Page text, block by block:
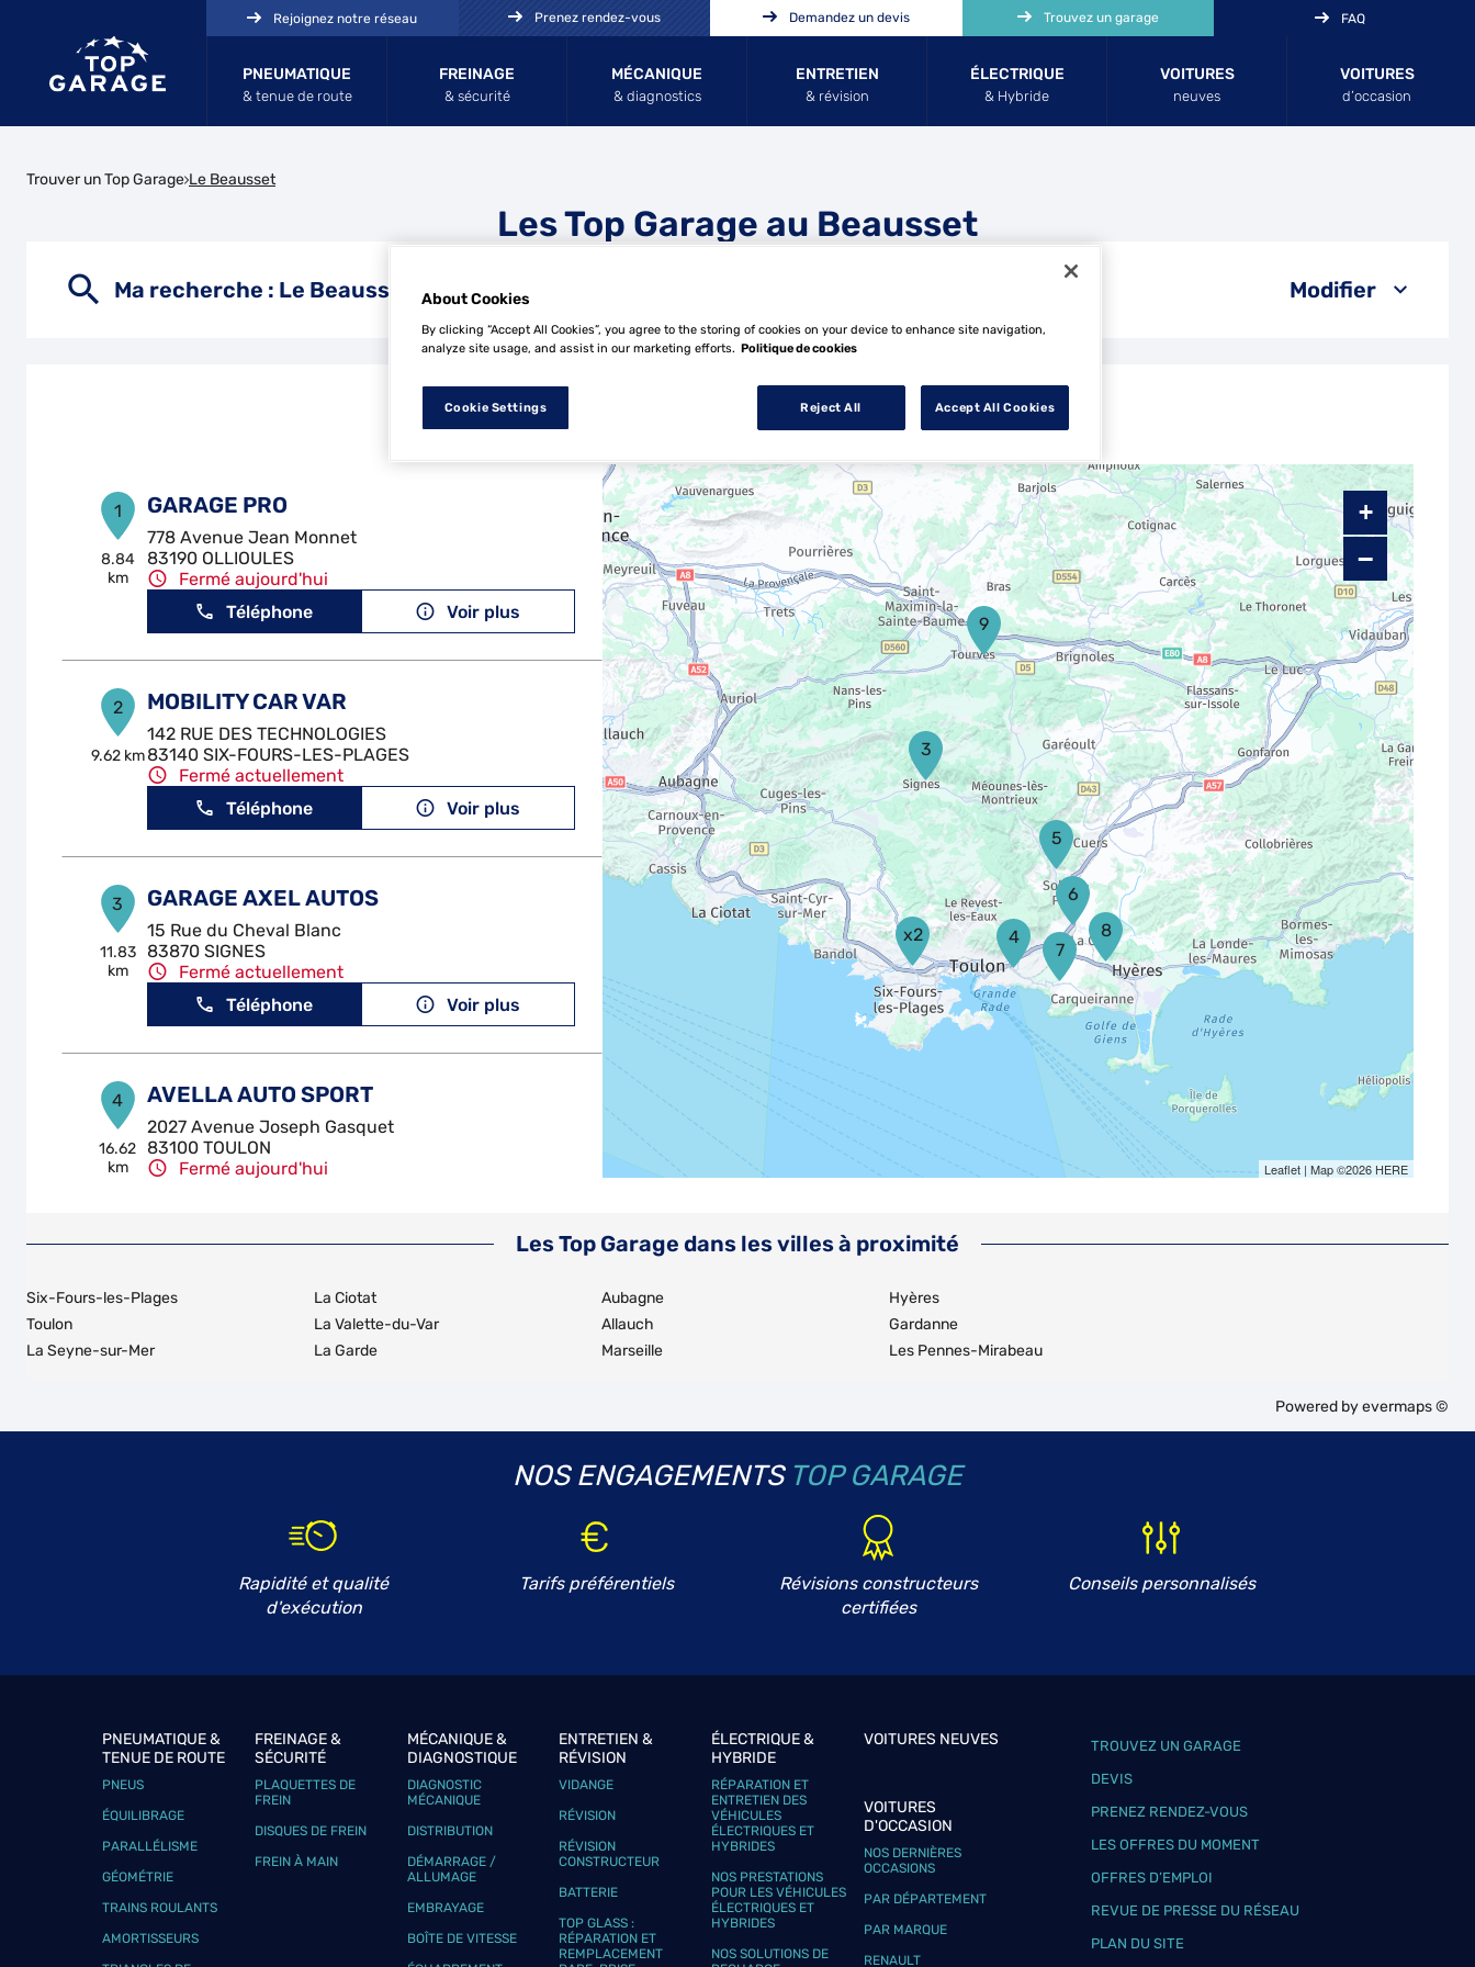
PNEUMATIQUE
& tenue de route
FREINAGE
& sécurité
MÉCANIQUE
& diagnostics
ENTRETIEN
& révision
ÉLECTRIQUE
& Hybride
VOITURES
neuves
VOITURES
d’occasion
Rejoignez notre réseau Prenez rendez-vous Demandez un devis Trouvez un garage FAQ
Trouver un Top Garage Le Beausset
Les Top Garage au Beausset
Ma recherche : Le Beausset Modifier
9 Top Garage au Beausset
1
8.84
km
GARAGE PRO
778 Avenue Jean Monnet
83190 OLLIOULES
Fermé aujourd'hui
Téléphone
Voir plus
2
9.62 km
MOBILITY CAR VAR
142 RUE DES TECHNOLOGIES
83140 SIX-FOURS-LES-PLAGES
Fermé actuellement
Téléphone
Voir plus
3
11.83
km
GARAGE AXEL AUTOS
15 Rue du Cheval Blanc
83870 SIGNES
Fermé actuellement
Téléphone
Voir plus
4
16.62
km
AVELLA AUTO SPORT
2027 Avenue Joseph Gasquet
83100 TOULON
Fermé aujourd'hui
5
18.74
GARAGE DU TOUCAS
24 Chemin des Langoustes
83210 SOLLIES TOUCAS
585 Rue Dominique Larrey
83210 LA FARLEDE
Téléphone
21.42
km
KF AUTO
83220 LE PRADET
Fermé aujourd'hui
Téléphone
Voir plus
8
25.01
GARAGE SAINT GERVAIS
1207 Route de Toulon
83400 HYERES
8
9
3
7
4
6
5
x2
+
−
Leaflet| Map ©2026 HERE
Les Top Garage dans les villes à proximité
Six-Fours-les-Plages
Toulon
La Seyne-sur-Mer
La Ciotat
La Valette-du-Var
La Garde
Aubagne
Allauch
Marseille
Hyères
Gardanne
Les Pennes-Mirabeau
Powered byevermaps ©
NOS ENGAGEMENTS TOP GARAGE
Rapidité et qualité
d'exécution
Tarifs préférentiels
Révisions constructeurs
certifiées
Conseils personnalisés
PNEUMATIQUE &
TENUE DE ROUTE
PNEUS
ÉQUILIBRAGE
PARALLÉLISME
GÉOMÉTRIE
TRAINS ROULANTS
AMORTISSEURS
FREINAGE &
SÉCURITÉ
PLAQUETTES DE
FREIN
DISQUES DE FREIN
FREIN À MAIN
MÉCANIQUE &
DIAGNOSTIQUE
DIAGNOSTIC
MÉCANIQUE
DISTRIBUTION
DÉMARRAGE /
ALLUMAGE
EMBRAYAGE
BOÎTE DE VITESSE
ENTRETIEN &
RÉVISION
VIDANGE
RÉVISION
RÉVISION
CONSTRUCTEUR
BATTERIE
TOP GLASS :
RÉPARATION ET
REMPLACEMENT
ÉLECTRIQUE &
HYBRIDE
RÉPARATION ET
ENTRETIEN DES
VÉHICULES
ÉLECTRIQUES ET
HYBRIDES
NOS PRESTATIONS
POUR LES VÉHICULES
ÉLECTRIQUES ET
HYBRIDES
NOS SOLUTIONS DE
VOITURES NEUVES
VOITURES
D'OCCASION
NOS DERNIÈRES
OCCASIONS
PAR DÉPARTEMENT
PAR MARQUE
RENAULT
TROUVEZ UN GARAGE
DEVIS
PRENEZ RENDEZ-VOUS
LES OFFRES DU MOMENT
OFFRES D’EMPLOI
REVUE DE PRESSE DU RÉSEAU
PLAN DU SITE
About Cookies
By clicking “Accept All Cookies”, you agree to the storing of cookies on your device to enhance site navigation,
analyze site usage, and assist in our marketing efforts. Politique de cookies
Cookie Settings Reject All Accept All Cookies